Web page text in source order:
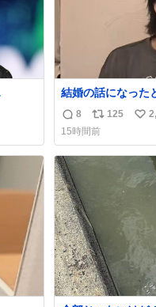
上
めジ
kcal
う。
結婚の話になった
僕が諦めた瞬間に
人とか嫌」だから
たものの、結局「
もしれない」で締
いろ考えて言葉を
たんだなと思った
返
信
数
8
リ
ポ
ス
125
い
ね
数
15時間前